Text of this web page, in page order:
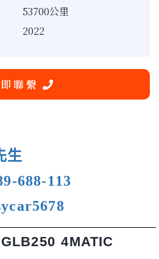
53700公里
2022
聯 繫
生
688-113
4MATIC